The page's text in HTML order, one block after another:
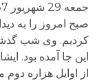
جمعه 29 شهریور 87 / 19 سپتامبر 2008
صبح امروز را به
کردیم. وی شب
این جا آمده بود.
از اوایل هزاره